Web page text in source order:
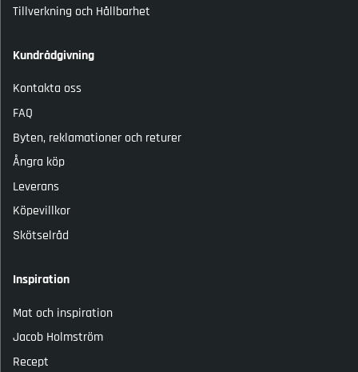
Tillverkning och Hållbarhet
Kundrådgivning
Kontakta oss
FAQ
Byten, reklamationer och returer
Ångra köp
Leverans
Köpevillkor
Skötselråd
Inspiration
Mat och inspiration
Jacob Holmström
Recept